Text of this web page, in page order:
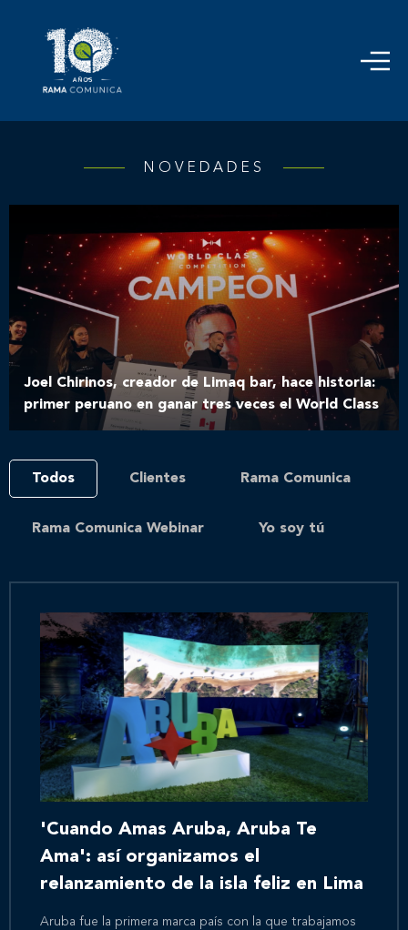
NOVEDADES
Joel Chirinos, creador de Limaq bar, hace historia:
primer peruano en ganar tres veces el World Class
Todos Clientes Rama Comunica
Rama Comunica Webinar Yo soy tú
'Cuando Amas Aruba, Aruba Te
Ama': así organizamos el
relanzamiento de la isla feliz en Lima
Aruba fue la primera marca país con la que trabajamos